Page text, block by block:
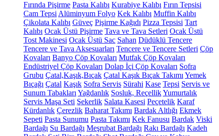
Fırında Pişirme Pasta Kalıbı Kurabiye Kalıbı Fırın Tepsisi
Cam Tepsi Alüminyum Folyo Kek Kalıbı Muffin Kalıbı
Çikolata Kalıbı Güveç Pişirme Kağıdı Pizza Tepsisi Tart
Kalıbı Ocak Üstü Pişirme Tava ve Tava Setleri Ocak Üstü
Tost Makinesi Ocak Üstü Sac Sahan Düdüklü Tencere
Tencere ve Tava Aksesuarları Tencere ve Tencere Setleri Çöp
Kovaları Banyo Çöp Kovaları Mutfak Çöp Kovaları
Endüstriyel Çöp Kovaları Dolap İçi Çöp Kovaları Sofra
Grubu Çatal,Kaşık,Bıçak Çatal Kaşık Bıçak Takımı Yemek
Bıçağı Çatal Kaşık Sofra Servis Sürahi Kase Tepsi Servis ve
Sunum Tabakları Yağdanlık Sosluk, ReçellikYumurtalık
Servis Maşa Seti Şekerlik Salata Kasesi Peçetelik Karaf
Kürdanlık Çerezlik Baharat Takımı Bardak Altlığı Ekmek
Sepeti Pasta Sunumu Pasta Takımı Kek Fanusu Bardak Viski
Bardağı Su Bardağı Meşrubat Bardağı Rakı Bardağı Kadeh